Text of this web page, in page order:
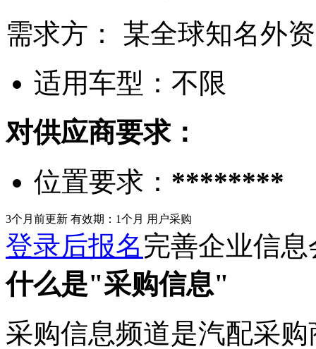
需求方：
某全球知名外
适用车型： 不限
对供应商要求：
位置要求： ********
3个月前更新 有效期：1个月 用户采购
登录后报名完善企业信
什么是"采购信息"
采购信息频道是汽配采